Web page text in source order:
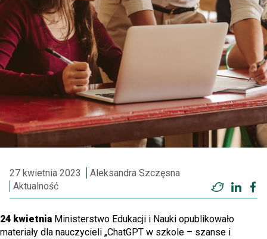
27 kwietnia 2023
Aleksandra Szczęsna
Aktualność
Twitter
24 kwietnia Ministerstwo Edukacji i Nauki opublikowało
materiały dla nauczycieli „ChatGPT w szkole – szanse i